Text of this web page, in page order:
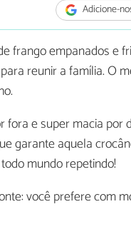
Adicione-
frango empanados e
reunir a família. O
fora e super macia por
garante aquela
mundo repetindo!
você prefere com